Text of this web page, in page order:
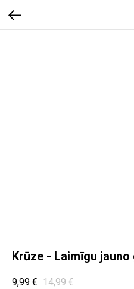
Krūze - Laimīgu jauno
9,99 € 14,99 €